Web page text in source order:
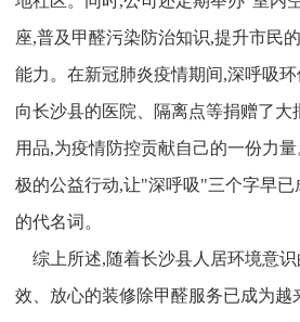
座,普及甲醛污染防治知识,提升市民
能力。在新冠肺炎疫情期间,深呼吸
向长沙县的医院、隔离点等捐赠了大
用品,为疫情防控贡献自己的一份力
极的公益行动,让"深呼吸"三个字早已
的代名词。
综上所述,随着长沙县人居环境意识
效、放心的装修除甲醛服务已成为越